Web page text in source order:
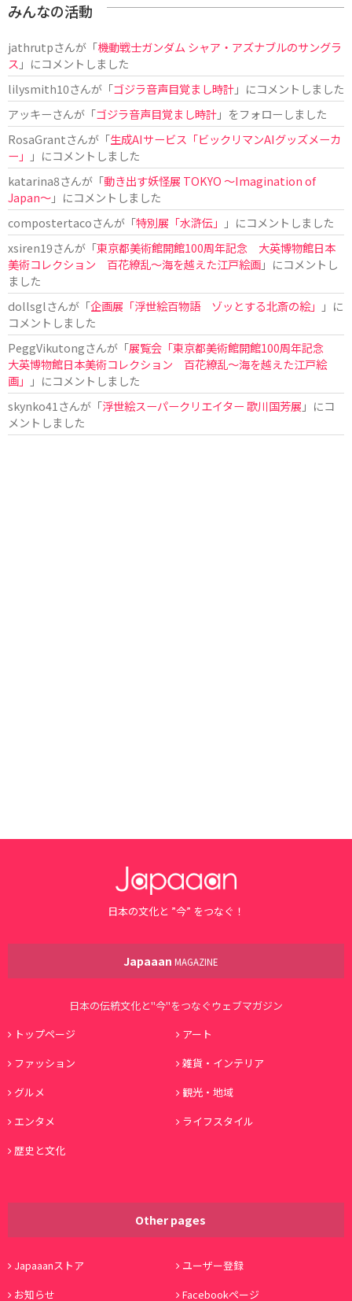
みんなの活動
jathrutpさんが「機動戦士ガンダム シャア・アズナブルのサングラ
ス 」にコメントしました
lilysmith10さんが「ゴジラ音声目覚まし時計」にコメントしました
アッキーさんが「ゴジラ音声目覚まし時計」をフォローしました
RosaGrantさんが「生成AIサービス「ビックリマンAIグッズメーカ
ー」
」にコメントしました
katarina8さんが「動き出す妖怪展 TOKYO 〜Imagination of
Japan〜」にコメントしました
compostertacoさんが「特別展「水滸伝」
」にコメントしました
xsiren19さんが「東京都美術館開館100周年記念 大英博物館日本
美術コレクション 百花繚乱～海を越えた江戸絵画」にコメントし
ました
dollsglさんが「企画展「浮世絵百物語 ゾッとする北斎の絵」
」に
コメントしました
PeggVikutongさんが「展覧会「東京都美術館開館100周年記念
大英博物館日本美術コレクション 百花繚乱〜海を越えた江戸絵
画」
」にコメントしました
skynko41さんが「浮世絵スーパークリエイター 歌川国芳展 」にコ
メントしました
日本の文化と ”今” をつなぐ！
Japaaan MAGAZINE
日本の伝統文化と"今"をつなぐウェブマガジン
トップページ
アート
ファッション
雑貨・インテリア
グルメ
観光・地域
エンタメ
ライフスタイル
歴史と文化
Other pages
Japaaanストア
ユーザー登録
お知らせ
Facebookページ